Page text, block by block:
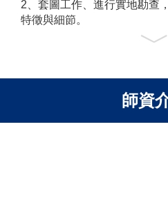
2 、套圖工作、進行實地勘查
特徵與細節。
、工程階段的施工圖紙繪制
Revit或AutoCAD
具半導體相
計或施工經驗者優先；
﹀
師資